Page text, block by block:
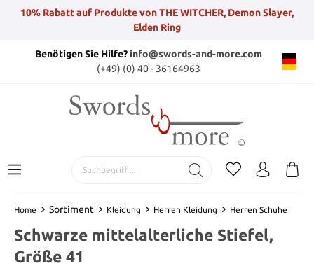
10% Rabatt auf Produkte von THE WITCHER, Demon Slayer,
Elden Ring
Benötigen Sie Hilfe?info@swords-and-more.com
(+49) (0) 40 - 36164963
Home Sortiment Kleidung Herren Kleidung Herren Schuhe
Schwarze mittelalterliche Stiefel,
Größe 41